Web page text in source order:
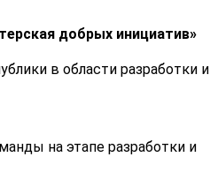
добрых инициатив»
в области разработки и
на этапе разработки и